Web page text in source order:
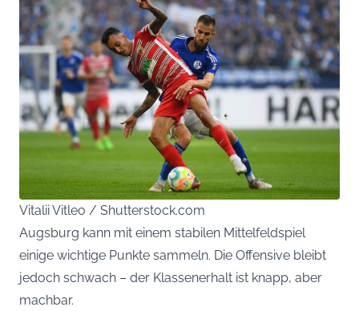
Vitalii Vitleo / Shutterstock.com
Augsburg kann mit einem stabilen Mittelfeldspiel
einige wichtige Punkte sammeln. Die Offensive bleibt
jedoch schwach – der Klassenerhalt ist knapp, aber
machbar.